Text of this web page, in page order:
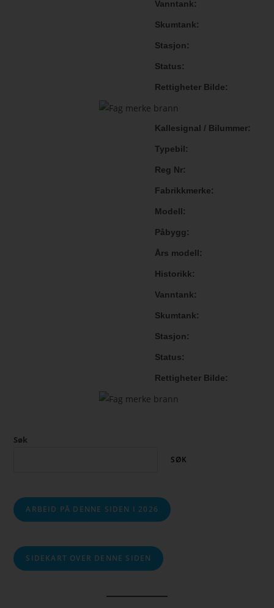
Vanntank
Skumtank
Stasjon
Status
Rettigheter Bilde
Kallesignal / Bilummer
Typebil
Reg Nr
Fabrikkmerke
Modell
Påbygg
Års modell
Historikk
Vanntank
Skumtank
Stasjon
Status
Rettigheter Bilde
Søk
SØK
ARBEID PÅ DENNE SIDEN I 2026
SIDEKART OVER DENNE SIDEN